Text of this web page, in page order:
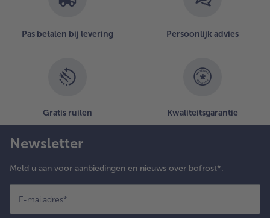
Pas betalen bij levering Persoonlijk advies
Gratis ruilen Kwaliteitsgarantie
Newsletter
Meld u aan voor aanbiedingen en nieuws over bofrost*.
E-mailadres*